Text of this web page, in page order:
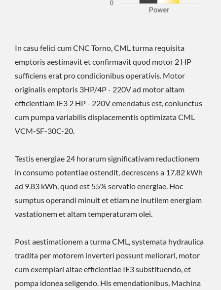
In casu felici cum CNC Torno, CML turma requisita
emptoris aestimavit et confirmavit quod motor 2 HP
sufficiens erat pro condicionibus operativis. Motor
originalis emptoris 3HP/4P - 220V ad motor altam
efficientiam IE3 2 HP - 220V emendatus est, coniunctus
cum pumpa variabilis displacementis optimizata CML
VCM-SF-30C-20.
Testis energiae 24 horarum significativam reductionem
in consumo potentiae ostendit, decrescens a 17.82 kWh
ad 9.83 kWh, quod est 55% servatio energiae. Hoc
sumptus operandi minuit et etiam ne inutilem energiam
vastationem et altam temperaturam olei.
Post aestimationem a turma CML, systemata hydraulica
tradita per motorem inverteri possunt meliorari, motor
cum exemplari altae efficientiae IE3 substituendo, et
pompa idonea seligendo. His emendationibus, Machina